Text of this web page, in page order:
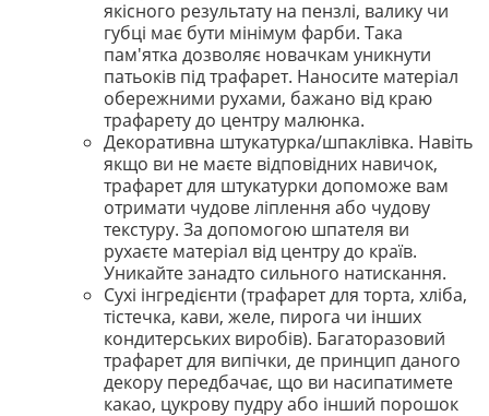
якісного результату на пензлі, валику чи
губці має бути мінімум фарби. Така
пам'ятка дозволяє новачкам уникнути
патьоків під трафарет. Наносите матеріал
обережними рухами, бажано від краю
трафарету до центру малюнка.
Декоративна штукатурка/шпаклівка. Навіть
якщо ви не маєте відповідних навичок,
трафарет для штукатурки допоможе вам
отримати чудове ліплення або чудову
текстуру. За допомогою шпателя ви
рухаєте матеріал від центру до країв.
Уникайте занадто сильного натискання.
Сухі інгредієнти (трафарет для торта, хліба,
тістечка, кави, желе, пирога чи інших
кондитерських виробів). Багаторазовий
трафарет для випічки, де принцип даного
декору передбачає, що ви насипатимете
какао, цукрову пудру або інший порошок